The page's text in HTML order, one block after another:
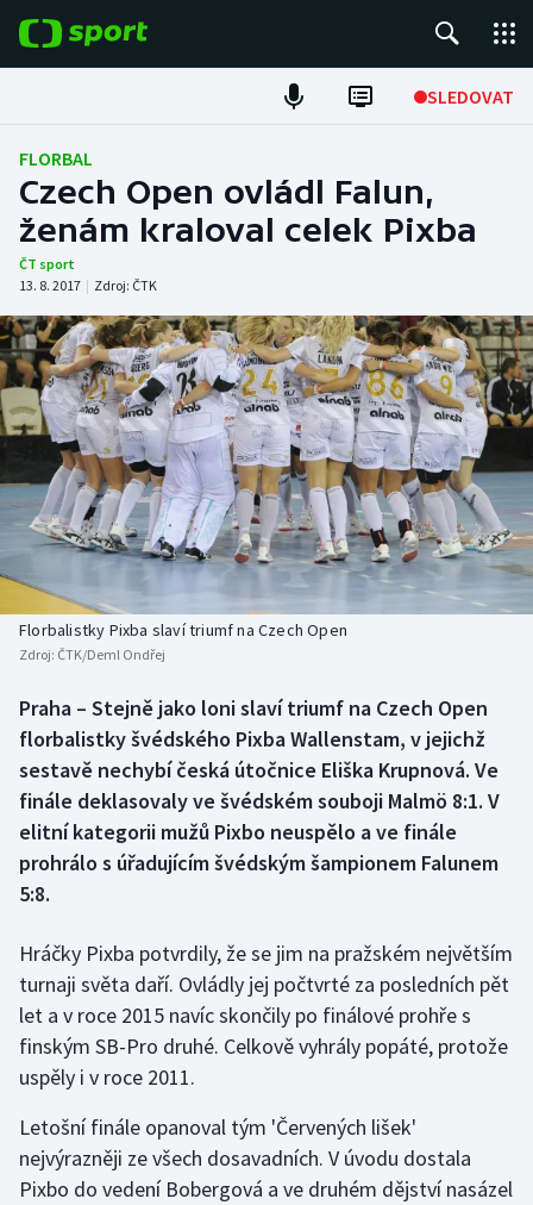
SLEDOVAT
Fotbal
Hokej
Tenis
Atletika
Cyklistika
DALŠÍ SPORTY
Americký fotbal
Baseball a softbal
Basketbal
Biatlon
Boby a skeleton
Box
Curling
Dostihy
Florbal
Futsal
Golf
Gymnastika
Házená
NEPŘEHLÉDNĚTE
Soutěže
Historické návraty
Aplikace ČT sport
AZ kvíz
FLORBAL
Czech Open ovládl Falun,
ženám kraloval celek Pixba
ČT sport
13. 8. 2017 | Zdroj: ČTK
Florbalistky Pixba slaví triumf na Czech Open
Zdroj: ČTK/Deml Ondřej
Praha – Stejně jako loni slaví triumf na Czech Open
florbalistky švédského Pixba Wallenstam, v jejichž
sestavě nechybí česká útočnice Eliška Krupnová. Ve
finále deklasovaly ve švédském souboji Malmö 8:1. V
elitní kategorii mužů Pixbo neuspělo a ve finále
prohrálo s úřadujícím švédským šampionem Falunem
5:8.
Hráčky Pixba potvrdily, že se jim na pražském největším
turnaji světa daří. Ovládly jej počtvrté za posledních pět
let a v roce 2015 navíc skončily po finálové prohře s
finským SB-Pro druhé. Celkově vyhrály popáté, protože
uspěly i v roce 2011.
Letošní finále opanoval tým 'Červených lišek'
nejvýrazněji ze všech dosavadních. V úvodu dostala
Pixbo do vedení Bobergová a ve druhém dějství nasázel